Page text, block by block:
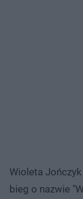
Wioleta
bieg o nazwie